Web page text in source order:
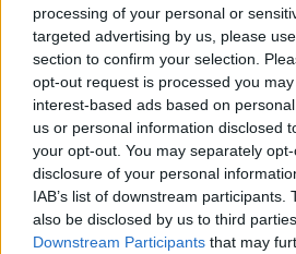
processing of your personal or
targeted advertising by us, please
section to confirm your selection.
opt-out request is processed you
interest-based ads based on
us or personal information disclosed
your opt-out. You may separately
disclosure of your personal
IAB’s list of downstream participants.
also be disclosed by us to third
Downstream Participants that may
della giornata e
Un gioco utile in
potrebbe essere, per
abituare i bambini a
di bello è successo
invitandoli a elencare
positive da ricordare
L’obiettivo non è
aspetti negativi, ma